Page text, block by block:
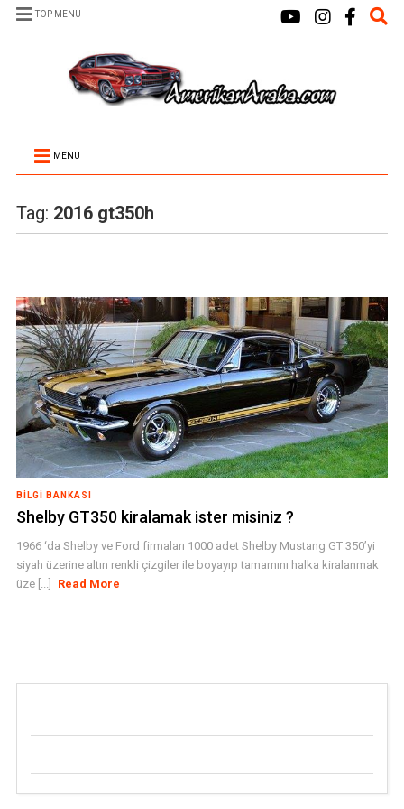
TOP MENU
MENU
Tag: 2016 gt350h
BILGI BANKASI
Shelby GT350 kiralamak ister misiniz ?
1966 ‘da Shelby ve Ford firmaları 1000 adet Shelby Mustang GT 350’yi
siyah üzerine altın renkli çizgiler ile boyayıp tamamını halka kiralanmak
üze [...]
Read More